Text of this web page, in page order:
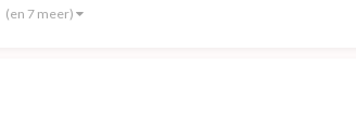
(en 7 meer)